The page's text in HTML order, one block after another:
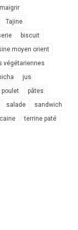
Tajine
biscuit
moyen orient
végétariennes
jus
poulet
pâtes
salade
sandwich
terrine paté